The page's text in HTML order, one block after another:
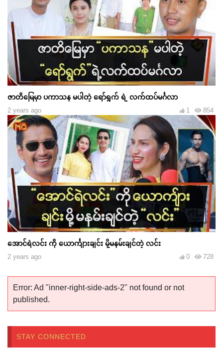
ဇာတိမြေမှာ ပကာသန မပါတဲ့ ရော်ရွက် ရဲ့ လက်ထပ်မင်္ဂလာ
2 years ago 854
1
အောင်ရဲလင်း ကို ယောင်္ကျားချင်း မို့မနမ်းချင်တဲ့ လင်း
2 years ago 728
0
Error: Ad "inner-right-side-ads-2" not found or not
published.
STAY CONNECTED